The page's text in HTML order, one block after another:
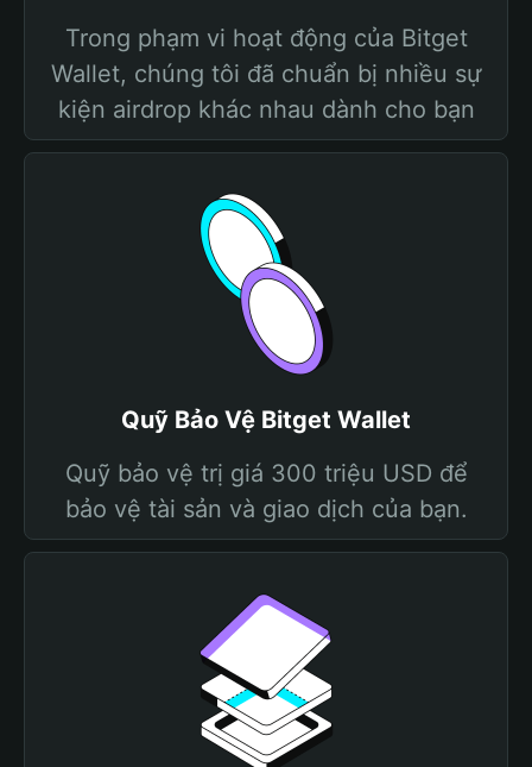
Trong phạm vi hoạt động của Bitget
Wallet, chúng tôi đã chuẩn bị nhiều sự
kiện airdrop khác nhau dành cho bạn
Quỹ Bảo Vệ Bitget Wallet
Quỹ bảo vệ trị giá 300 triệu USD để
bảo vệ tài sản và giao dịch của bạn.